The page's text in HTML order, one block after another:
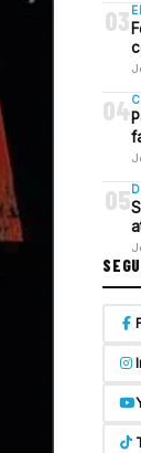
03
04
05